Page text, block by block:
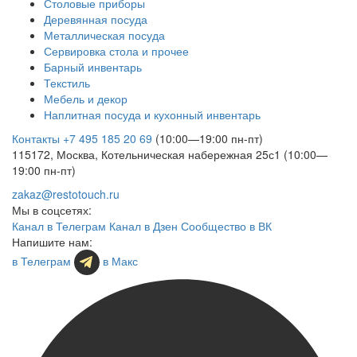
Деревянная посуда
Металлическая посуда
Сервировка стола и прочее
Барный инвентарь
Текстиль
Мебель и декор
Наплитная посуда и кухонный инвентарь
Контакты +7 495 185 20 69 (10:00—19:00 пн-пт)
115172, Москва, Котельническая набережная 25с1 (10:00—
19:00 пн-пт)
zakaz@restotouch.ru
Мы в соцсетях:
Канал в Телеграм Канал в Дзен Сообщество в ВК
Напишите нам:
в Телеграм
в Макс